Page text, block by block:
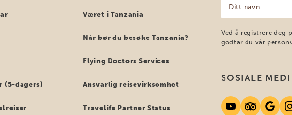
(5-dagers)
Været i Tanzania
Når bør du besøke Tanzania?
Flying Doctors Services
Ansvarlig reisevirksomhet
Travelife Partner Status
navn
(Påkrevd)
Ved å registrere deg
godtar du vår
SOSIALE